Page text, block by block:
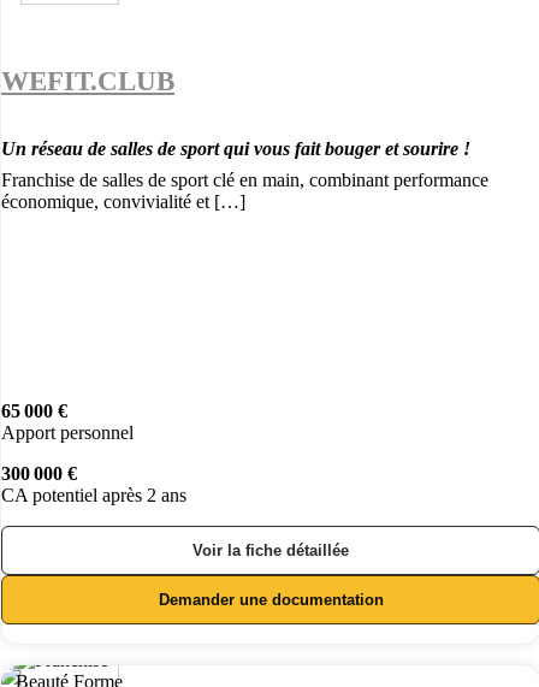
WEFIT.CLUB
Un réseau de salles de sport qui vous fait bouger et sourire !
Franchise de salles de sport clé en main, combinant performance
économique, convivialité et […]
65 000 €
Apport personnel
300 000 €
CA potentiel après 2 ans
Voir la fiche détaillée
Demander une documentation